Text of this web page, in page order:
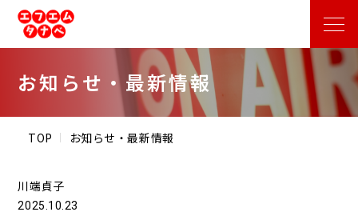
お知らせ・最新情報
TOP お知らせ・最新情報
川端貞子
2025.10.23